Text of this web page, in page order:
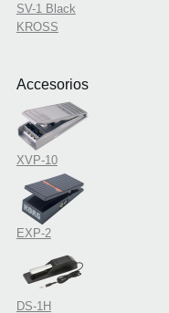
SV-1 Black
KROSS
Accesorios
XVP-10
EXP-2
DS-1H